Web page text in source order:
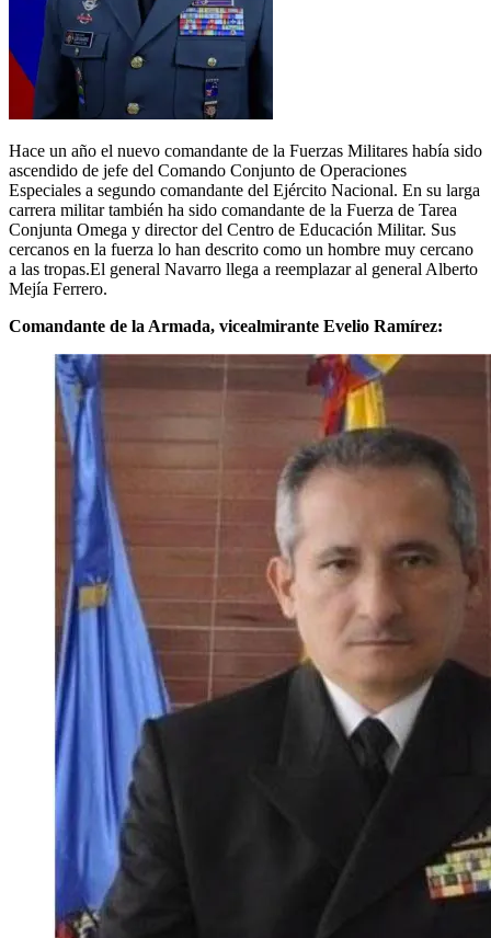
Hace un año el nuevo comandante de la Fuerzas Militares había sido
ascendido de jefe del Comando Conjunto de Operaciones
Especiales a segundo comandante del Ejército Nacional. En su larga
carrera militar también ha sido comandante de la Fuerza de Tarea
Conjunta Omega y director del Centro de Educación Militar. Sus
cercanos en la fuerza lo han descrito como un hombre muy cercano
a las tropas.El general Navarro llega a reemplazar al general Alberto
Mejía Ferrero.
Comandante de la Armada, vicealmirante Evelio Ramírez: